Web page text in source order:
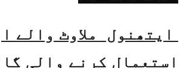
ایتھنول ملاوٹ والے
استعمال کرنے والی